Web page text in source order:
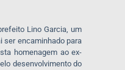
Lino Garcia, um
ser encaminhado para
homenagem ao ex-
desenvolvimento do